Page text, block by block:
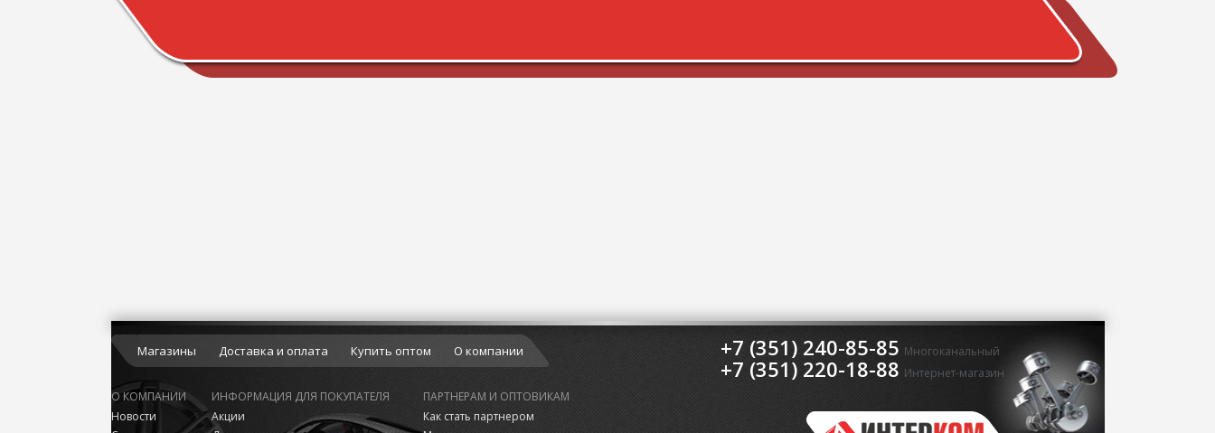
Магазины Доставка и оплата Купить оптом О компании +7 (351) 240-85-85 Многоканальный
+7 (351) 220-18-88 Интернет-магазин
О КОМПАНИИ
Новости
ИНФОРМАЦИЯ ДЛЯ ПОКУПАТЕЛЯ
Акции
ПАРТНЕРАМ И ОПТОВИКАМ
Как стать партнером